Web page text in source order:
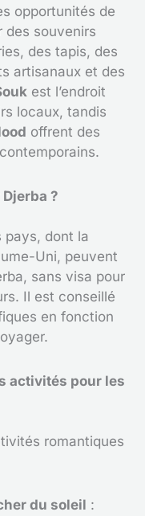
opportunités de
des souvenirs
des tapis, des
artisanaux et des
est l’endroit
locaux, tandis
offrent des
?
pays, dont la
Uni, peuvent
sans visa pour
Il est conseillé
en fonction
activités pour les
romantiques
du soleil :